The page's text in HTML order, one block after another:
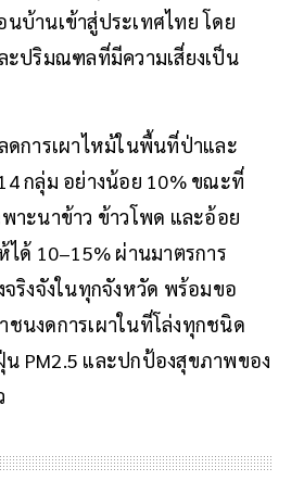
บ้านเข้าสู่ประเทศไทย โดย
ะปริมณฑลที่มีความเสี่ยงเป็น
ดการเผาไหม้ในพื้นที่ป่าและ
กลุ่ม อย่างน้อย 10% ขณะที่
าะนาข้าว ข้าวโพด และอ้อย
ได้ 10–15% ผ่านมาตรการ
จริงจังในทุกจังหวัด พร้อมขอ
ชนงดการเผาในที่โล่งทุกชนิด
PM2.5 และปกป้องสุขภาพของ